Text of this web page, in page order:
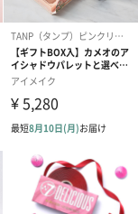
ト）（580円）